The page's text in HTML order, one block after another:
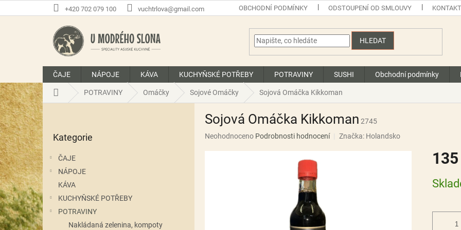
na
+420 702 079 100 vuchtrlova@gmail.com OBCHODNÍ PODMÍNKY ODSTOUPENÍ OD SMLOUVY
HLEDAT
ČAJE NÁPOJE KÁVA KUCHYŇSKÉ POTŘEBY POTRAVINY SUSHI Obchodní podmínky
Domů POTRAVINY Omáčky Sojové Omáčky Sojová Omáčka Kikkoman
P
o
s
t
a
n
n
í
p
a
kategorie
Kategorie
ČAJE
NÁPOJE
KÁVA
KUCHYŇSKÉ POTŘEBY
POTRAVINY
Nakládaná zelenina, kompoty
Sojová Omáčka Kikkoman 2745
Průměrné
Neohodnoceno Podrobnosti hodnocení Značka: Holandsko
cena: